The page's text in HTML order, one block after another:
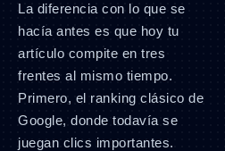
La diferencia con lo que se
hacía antes es que hoy tu
artículo compite en tres
frentes al mismo tiempo.
Primero, el ranking clásico de
Google, donde todavía se
juegan clics importantes.